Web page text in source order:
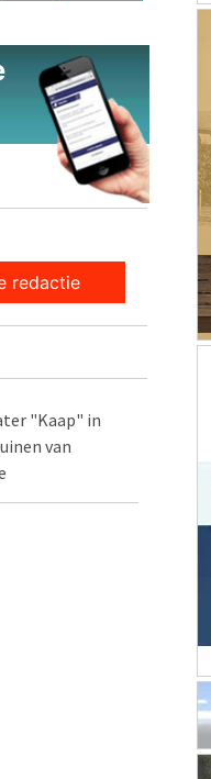
redactie
"Kaap" in
van